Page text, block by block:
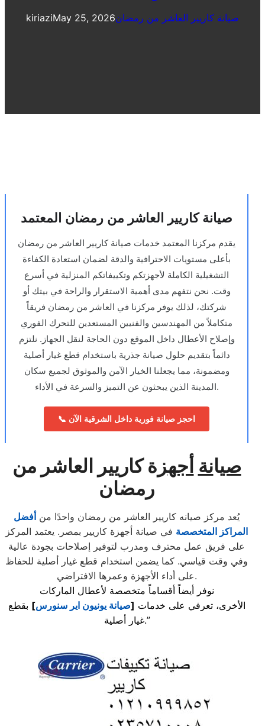
kiriaziMay 25, 2026صيانة كاريير العاشر من رمضان
صيانة كاريير العاشر من رمضان المعتمد
يقدم مركزنا المعتمد خدمات صيانة كاريير العاشر من رمضان
بأعلى مستويات الاحترافية والدقة لضمان استعادة الكفاءة
التشغيلية الكاملة لأجهزتكم وتكييفاتكم المنزلية في أسرع
وقت. نحن نتفهم مدى أهمية الاستقرار والراحة في بيتك أو
شركتك، لذلك يوفر مركزنا في العاشر من رمضان فريقاً
متكاملاً من المهندسين والفنيين المستعدين للتحرك الفوري
وإصلاح الأعطال داخل الموقع دون الحاجة لنقل الجهاز. نلتزم
دائماً بتقديم حلول صيانة جذرية باستخدام قطع غيار أصلية
ومضمونة، مما يجعلنا الخيار الآمن والموثوق لجميع سكان
المدينة الذين يبحثون عن التميز والسرعة في الأداء.
📞 احجز صيانة فورية داخل الشرقية الآن
صيانة أجهز ة كاريير العاشر من
رمضان
يُعد مركز صيانه كاريير العاشر من رمضان واحدًا من أفضل
المراكز المتخصصة في صيانة أجهزة كاريير بمصر. يعتمد المركز
على فريق عمل محترف ومدرب لتوفير إصلاحات بجودة عالية
وفي وقت قياسي. كما يضمن استخدام قطع غيار أصلية للحفاظ
على أداء الأجهزة وعمرها الافتراضي.
نوفر أيضاً أقساماً متخصصة لأعطال الماركات
الأخرى، تعرفي على خدمات [صيانة يونيون اير سنورس] بقطع
غيار أصلية.”